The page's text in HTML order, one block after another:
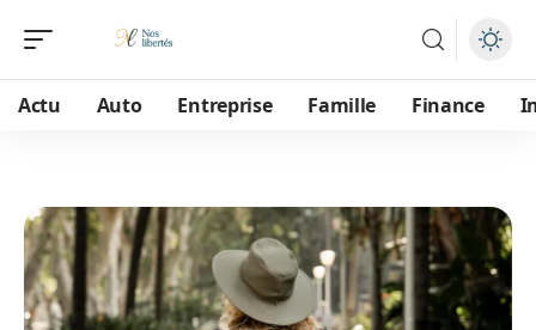
Actu Auto Entreprise Famille Finance